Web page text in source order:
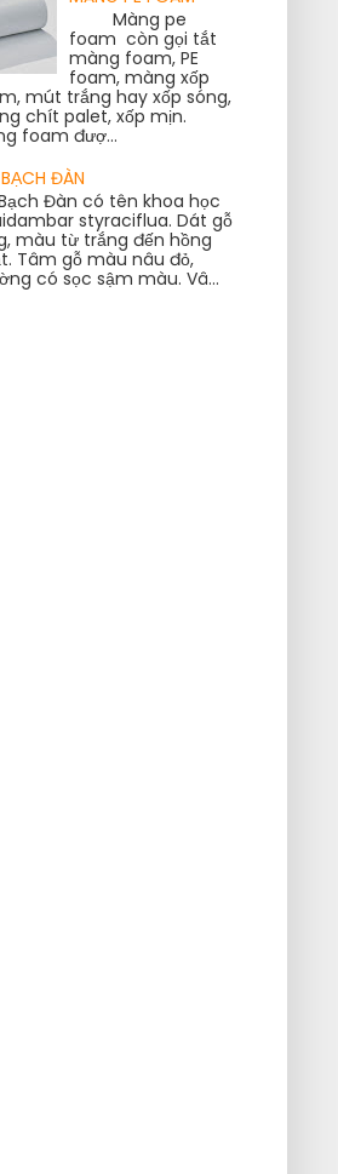
Màng pe
foam còn gọi tắt
màng foam, PE
foam, màng xốp
mút trắng hay xốp sóng,
chít palet, xốp mịn.
foam đượ...
ĐÀN
Đàn có tên khoa học
styraciflua. Dát gỗ
màu từ trắng đến hồng
Tâm gỗ màu nâu đỏ,
có sọc sậm màu. Vâ...